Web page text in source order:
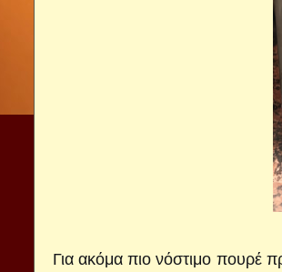
Για ακόμα πιο νόστιμο πουρέ